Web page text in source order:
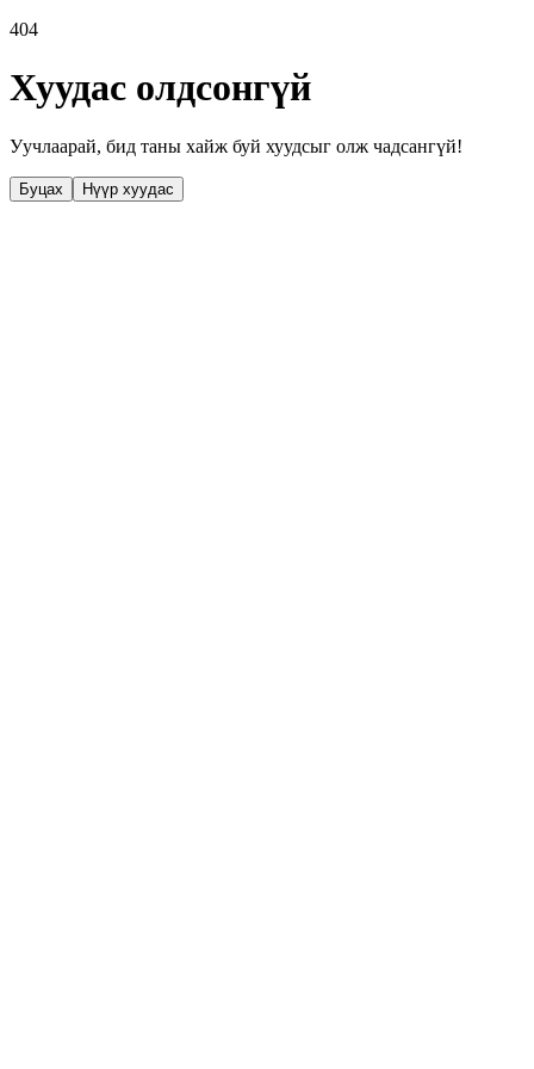
404
Хуудас олдсонгүй
Уучлаарай, бид таны хайж буй хуудсыг олж чадсангүй!
Буцах Нүүр хуудас